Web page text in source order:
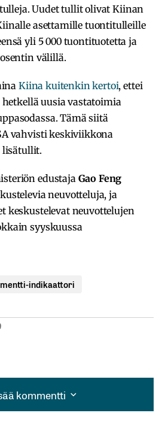
Uudet tullit olivat Kiinan
asettamille tuontitulleille
yli 5 000 tuontituotetta ja
välillä.
Kiina kuitenkin kertoi, ettei
uusia vastatoimia
Tämä siitä
vahvisti keskiviikkona
lisätullit.
edustaja Gao Feng
neuvotteluja, ja
keskustelevat neuvottelujen
syyskuussa
indikaattori
kommentti
kommentti